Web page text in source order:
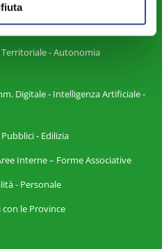
- Politiche Agricole - Green
- Autonomia
Digitale - Intelligenza Artificiale -
- Edilizia
Interne – Forme Associative
- Personale
le Province